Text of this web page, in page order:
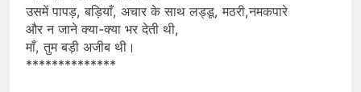
उसमें पापड़, बड़ियाँ, अचार के साथ लड्डू, मठरी,नमकपारे
और न जाने क्या-क्या भर देती थी,
माँ, तुम बड़ी अजीब थी।
**************